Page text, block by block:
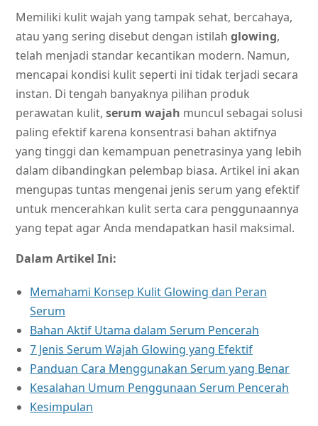
Memiliki kulit wajah yang tampak sehat, bercahaya,
atau yang sering disebut dengan istilah glowing,
telah menjadi standar kecantikan modern. Namun,
mencapai kondisi kulit seperti ini tidak terjadi secara
instan. Di tengah banyaknya pilihan produk
perawatan kulit, serum wajah muncul sebagai solusi
paling efektif karena konsentrasi bahan aktifnya
yang tinggi dan kemampuan penetrasinya yang lebih
dalam dibandingkan pelembap biasa. Artikel ini akan
mengupas tuntas mengenai jenis serum yang efektif
untuk mencerahkan kulit serta cara penggunaannya
yang tepat agar Anda mendapatkan hasil maksimal.
Dalam Artikel Ini:
Memahami Konsep Kulit Glowing dan Peran
Serum
Bahan Aktif Utama dalam Serum Pencerah
7 Jenis Serum Wajah Glowing yang Efektif
Panduan Cara Menggunakan Serum yang Benar
Kesalahan Umum Penggunaan Serum Pencerah
Kesimpulan